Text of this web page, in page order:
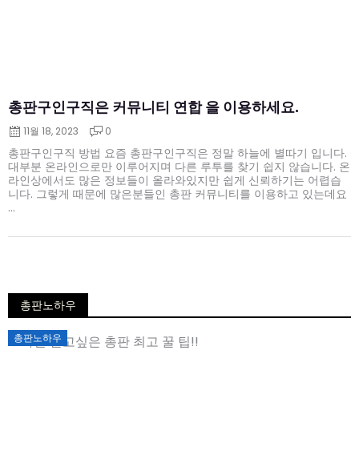
총판구인구직은 커뮤니티 연합 을 이용하세요.
11월 18, 2023 0
총판구인구직 방법 요즘 총판구인구직은 정말 하늘에 별따기 입니다.
대부분 온라인으로만 이루어지며 다른 루투를 찾기 쉽지 않습니다. 온
라인상에서도 많은 정보들이 올라와있지만 쉽게 신뢰하기는 어렵습
니다. 그렇게 때문에 많은분들인 총판 커뮤니티를 이용하고 있는데요
...
총판노하우
총판노하우
Posted
on